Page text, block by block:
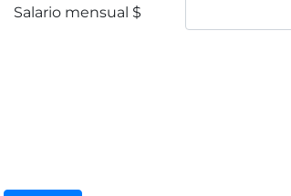
Salario mensual $